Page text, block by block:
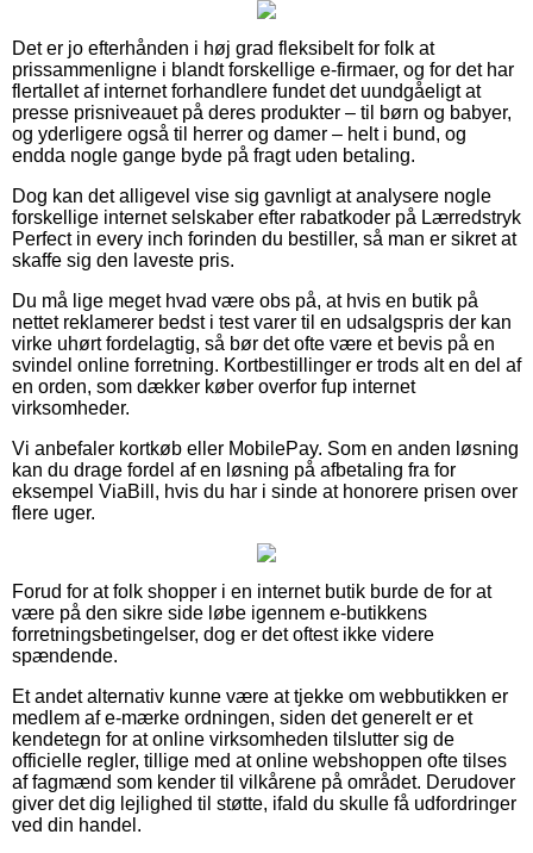
Det er jo efterhånden i høj grad fleksibelt for folk at
prissammenligne i blandt forskellige e-firmaer, og for det har
flertallet af internet forhandlere fundet det uundgåeligt at
presse prisniveauet på deres produkter – til børn og babyer,
og yderligere også til herrer og damer – helt i bund, og
endda nogle gange byde på fragt uden betaling.
Dog kan det alligevel vise sig gavnligt at analysere nogle
forskellige internet selskaber efter rabatkoder på Lærredstryk
Perfect in every inch forinden du bestiller, så man er sikret at
skaffe sig den laveste pris.
Du må lige meget hvad være obs på, at hvis en butik på
nettet reklamerer bedst i test varer til en udsalgspris der kan
virke uhørt fordelagtig, så bør det ofte være et bevis på en
svindel online forretning. Kortbestillinger er trods alt en del af
en orden, som dækker køber overfor fup internet
virksomheder.
Vi anbefaler kortkøb eller MobilePay. Som en anden løsning
kan du drage fordel af en løsning på afbetaling fra for
eksempel ViaBill, hvis du har i sinde at honorere prisen over
flere uger.
Forud for at folk shopper i en internet butik burde de for at
være på den sikre side løbe igennem e-butikkens
forretningsbetingelser, dog er det oftest ikke videre
spændende.
Et andet alternativ kunne være at tjekke om webbutikken er
medlem af e-mærke ordningen, siden det generelt er et
kendetegn for at online virksomheden tilslutter sig de
officielle regler, tillige med at online webshoppen ofte tilses
af fagmænd som kender til vilkårene på området. Derudover
giver det dig lejlighed til støtte, ifald du skulle få udfordringer
ved din handel.